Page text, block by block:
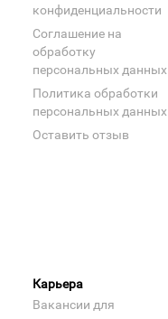
конфиденциальности
Соглашение на
обработку
персональных данных
Политика обработки
персональных данных
Оставить отзыв
Карьера
Вакансии для